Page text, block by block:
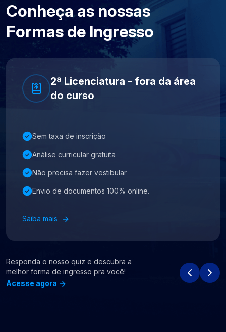
Conheça as nossas
Formas de Ingresso
2ª Licenciatura - fora da área
do curso
Sem taxa de inscrição
Análise curricular gratuita
Não precisa fazer vestibular
Envio de documentos 100% online.
Saiba mais
Responda o nosso quiz e descubra a
melhor forma de ingresso pra você!
Acesse agora